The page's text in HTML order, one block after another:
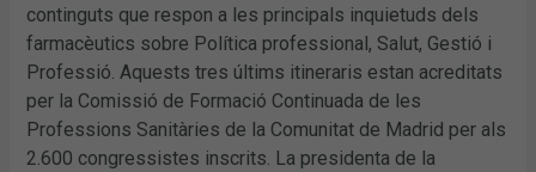
continguts que respon a les principals inquietuds dels
farmacèutics sobre Política professional, Salut, Gestió i
Professió. Aquests tres últims itineraris estan acreditats
per la Comissió de Formació Continuada de les
Professions Sanitàries de la Comunitat de Madrid per als
2.600 congressistes inscrits. La presidenta de la